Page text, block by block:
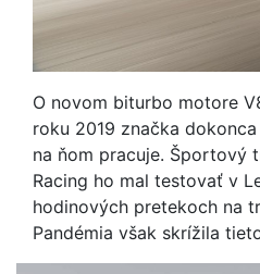
O novom biturbo motore
roku 2019 značka
na ňom pracuje. Športový
Racing ho mal testovať v
hodinových pretekoch na
Pandémia však skrížila